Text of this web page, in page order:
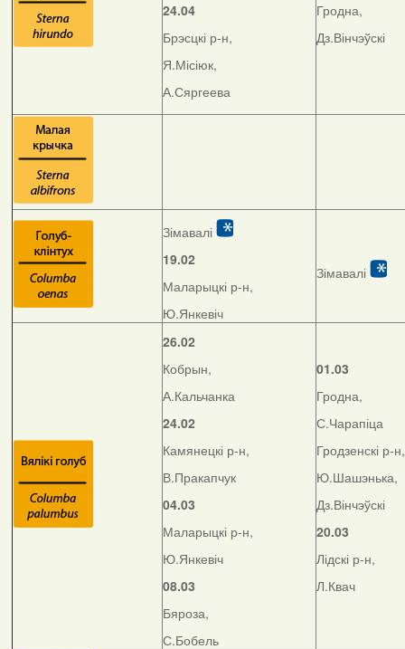
24.04
Брэсцкі р-н,
Я.Місіюк,
А.Сяргеева
Гродна,
Дз.Вінчэўскі
Зімавалі
19.02
Маларыцкі р-н,
Ю.Янкевіч
Зімавалі
26.02
Кобрын,
А.Кальчанка
24.02
Камянецкі р-н,
В.Пракапчук
04.03
Маларыцкі р-н,
Ю.Янкевіч
08.03
Бяроза,
С.Бобель
01.03
Гродна,
С.Чарапіца
Гродзенскі р-н,
Ю.Шашэнька,
Дз.Вінчэўскі
20.03
Лідскі р-н,
Л.Квач